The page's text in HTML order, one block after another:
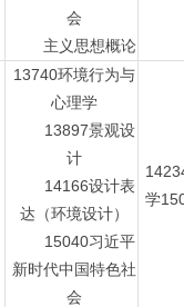
会
主义思想概论
13740环境行为与
心理学
13897景观设
计
14166设计表
达（环境设计）
15040习近平
新时代中国特色社
会
学